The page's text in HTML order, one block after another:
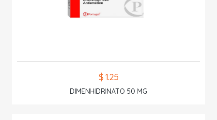
$ 1.25
DIMENHIDRINATO 50 MG